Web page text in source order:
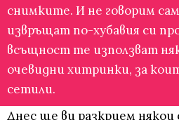
снимките. И не говорим
извръщат по-хубавия си
всъщност те използват
очевидни хитринки, за
сетили.
Днес ще ви разкрием